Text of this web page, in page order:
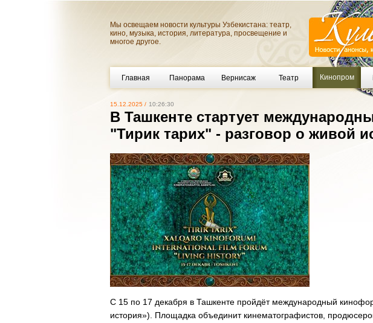
Мы освещаем новости культуры Узбекистана: театр,
кино, музыка, история, литература, просвещение и
многое другое.
Главная Панорама Вернисаж Театр Кинопром
15.12.2025 / 10:26:30
В Ташкенте стартует
"Тирик тарих" - разговор о живой
С 15 по 17 декабря в Ташкенте пройдёт международный
история»). Площадка объединит кинематографистов,